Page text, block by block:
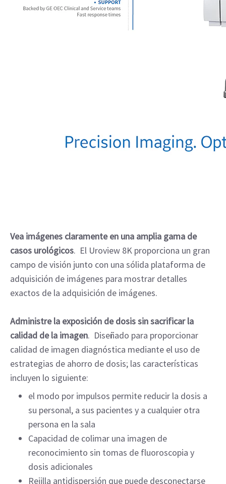
Vea imágenes claramente en una amplia gama de
casos urológicos. El Uroview 8K proporciona un gran
campo de visión junto con una sólida plataforma de
adquisición de imágenes para mostrar detalles
exactos de la adquisición de imágenes.
Administre la exposición de dosis sin sacrificar la
calidad de la imagen. Diseñado para proporcionar
calidad de imagen diagnóstica mediante el uso de
estrategias de ahorro de dosis; las características
incluyen lo siguiente:
el modo por impulsos permite reducir la dosis a
su personal, a sus pacientes y a cualquier otra
persona en la sala
Capacidad de colimar una imagen de
reconocimiento sin tomas de fluoroscopia y
dosis adicionales
Rejilla antidispersión que puede desconectarse